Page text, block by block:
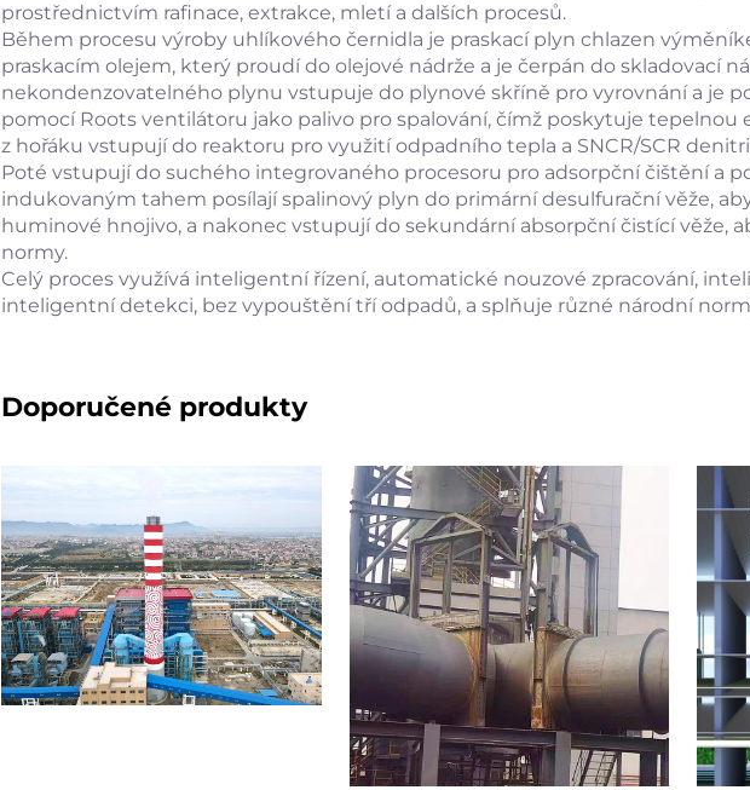
prostřednictvím rafinace, extrakce, mletí a dalších procesů.
Během procesu výroby uhlíkového černidla je praskací plyn chlazen
praskacím olejem, který proudí do olejové nádrže a je čerpán do skladovací
nekondenzovatelného plynu vstupuje do plynové skříně pro vyrovnání a je
pomocí Roots ventilátoru jako palivo pro spalování, čímž poskytuje tepelnou
z hořáku vstupují do reaktoru pro využití odpadního tepla a SNCR/SCR
Poté vstupují do suchého integrovaného procesoru pro adsorpční čištění a
indukovaným tahem posílají spalinový plyn do primární desulfurační věže,
huminové hnojivo, a nakonec vstupují do sekundární absorpční čistící věže,
normy.
Celý proces využívá inteligentní řízení, automatické nouzové zpracování,
inteligentní detekci, bez vypouštění tří odpadů, a splňuje různé národní
Doporučené produkty